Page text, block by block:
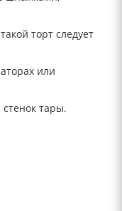
торт следует
или
тары.